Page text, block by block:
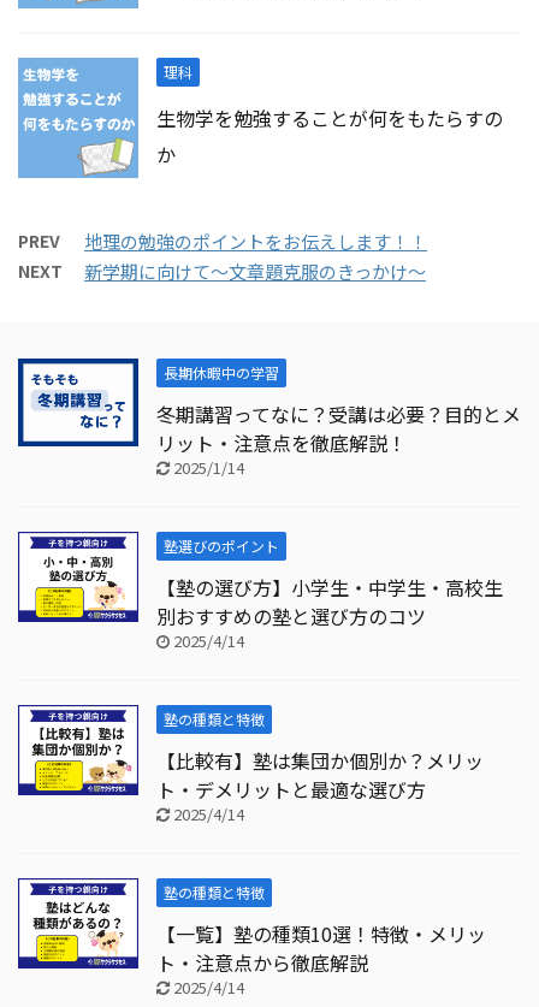
理科
生物学を勉強することが何をもたらすの
か
PREV 地理の勉強のポイントをお伝えします！！
NEXT 新学期に向けて～文章題克服のきっかけ～
長期休暇中の学習
冬期講習ってなに？受講は必要？目的とメ
リット・注意点を徹底解説！
2025/1/14
塾選びのポイント
【塾の選び方】小学生・中学生・高校生
別おすすめの塾と選び方のコツ
2025/4/14
塾の種類と特徴
【比較有】塾は集団か個別か？メリッ
ト・デメリットと最適な選び方
2025/4/14
塾の種類と特徴
【一覧】塾の種類10選！特徴・メリッ
ト・注意点から徹底解説
2025/4/14